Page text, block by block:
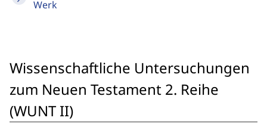
Werk
Wissenschaftliche Untersuchungen
zum Neuen Testament 2. Reihe
(WUNT II)